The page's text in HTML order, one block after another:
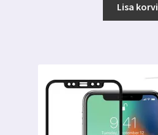
Lisa korvi